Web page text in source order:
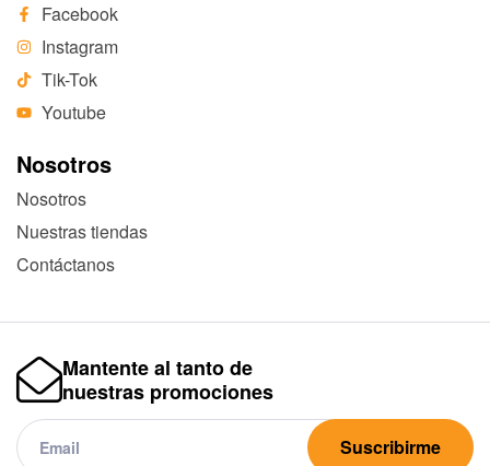
Facebook
Instagram
Tik-Tok
Youtube
Nosotros
Nosotros
Nuestras tiendas
Contáctanos
Mantente al tanto de
nuestras promociones
Suscribirme